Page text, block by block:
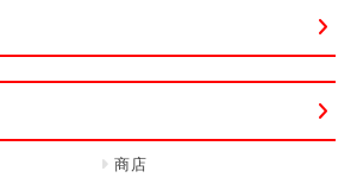
商店